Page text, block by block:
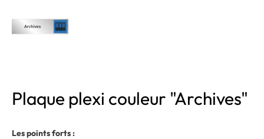
Plaque plexi couleur "Archives"
Les points forts :